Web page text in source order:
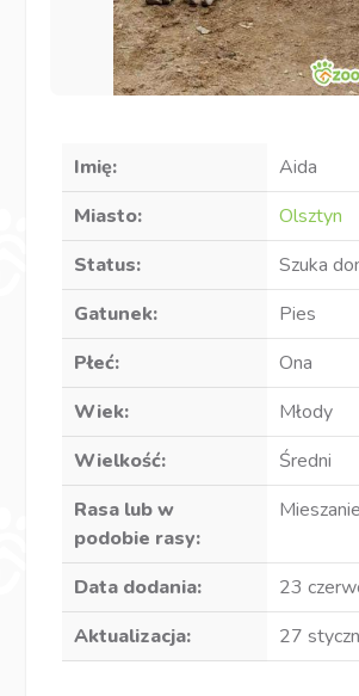
Imię:
Aida
Miasto:
Olsztyn
Status:
Szuka
Gatunek:
Pies
Płeć:
Ona
Wiek:
Młody
Wielkość:
Średni
Rasa lub w
podobie rasy:
Data dodania:
23
Aktualizacja:
27